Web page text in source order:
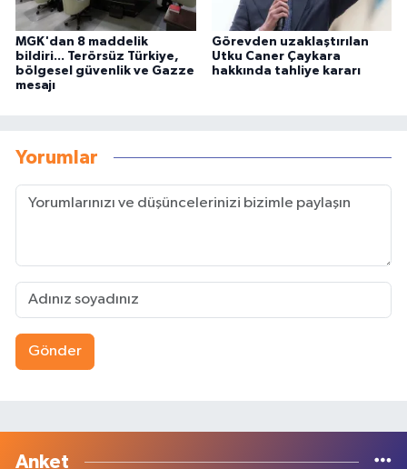
MGK'dan 8 maddelik
bildiri... Terörsüz Türkiye,
bölgesel güvenlik ve Gazze
mesajı
Görevden uzaklaştırılan
Utku Caner Çaykara
hakkında tahliye kararı
Yorumlar
Gönder
Anket